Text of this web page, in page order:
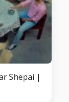
Shepai |